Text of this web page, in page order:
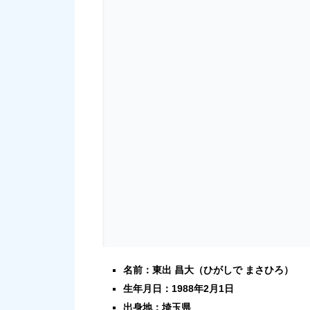
名前：東出 昌大（ひがしで まさひろ）
生年月日：1988年2月1日
出身地：埼玉県